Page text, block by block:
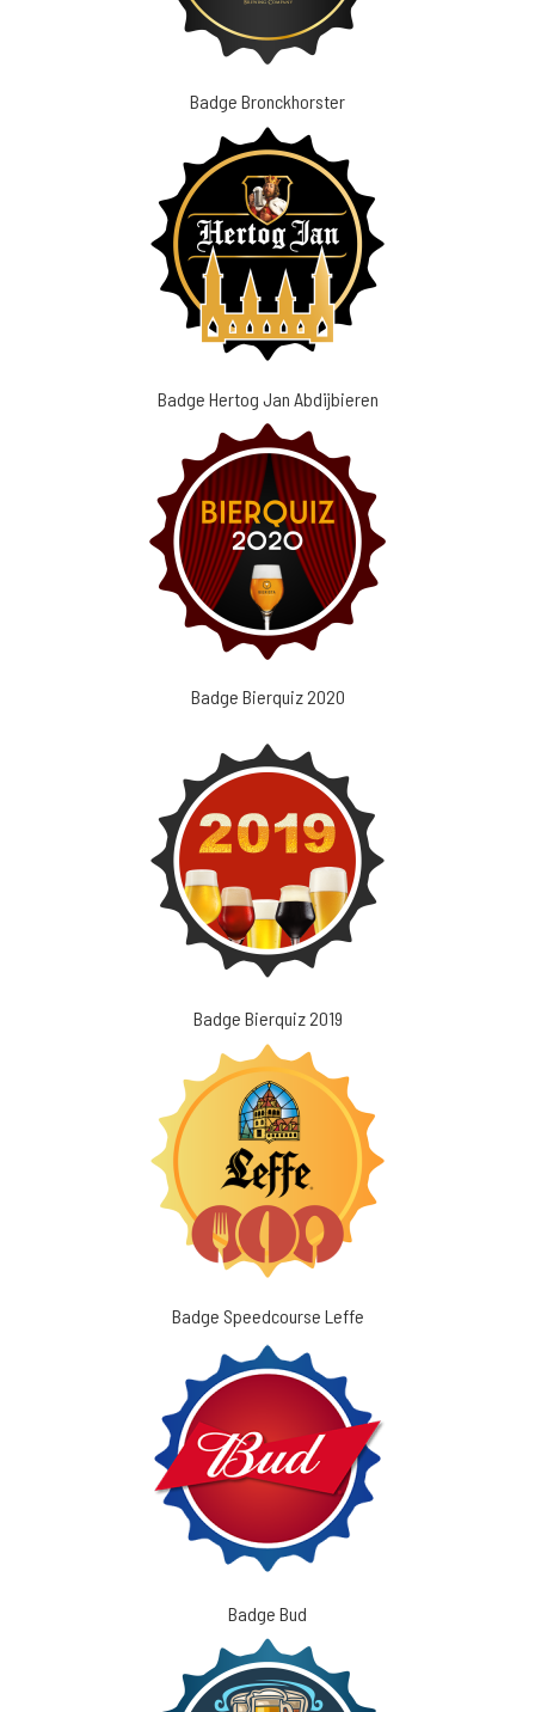
Badge Bronckhorster
Badge Hertog Jan Abdijbieren
Badge Bierquiz 2020
Badge Bierquiz 2019
Badge Speedcourse Leffe
Badge Bud